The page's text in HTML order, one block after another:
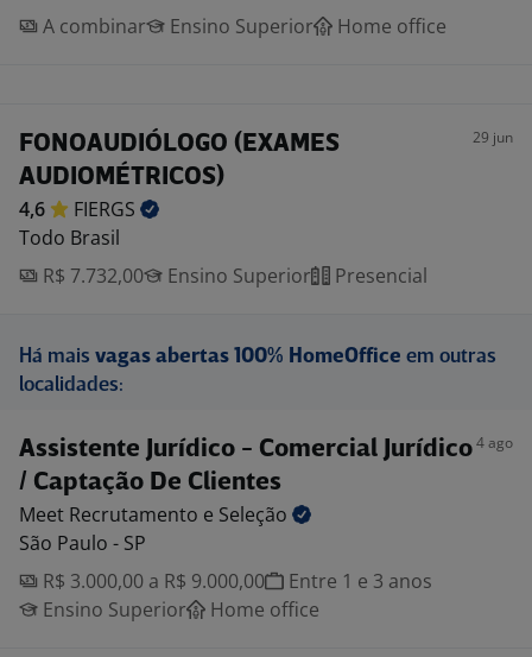
A combinar
Ensino Superior Home office
FONOAUDIÓLOGO (EXAMES
AUDIOMÉTRICOS)
29 jun
4,6
FIERGS
Todo Brasil
R$ 7.732,00
Ensino Superior Presencial
Há mais vagas abertas 100% HomeOffice em outras
localidades:
Assistente Jurídico - Comercial Jurídico
/ Captação De Clientes
4 ago
Meet Recrutamento e Seleção
São Paulo - SP
R$ 3.000,00 a R$ 9.000,00
Entre 1 e 3 anos
Ensino Superior
Home office